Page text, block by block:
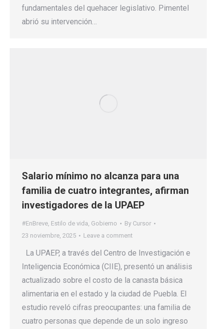
fundamentales del quehacer legislativo. Pimentel
abrió su intervención…
Salario mínimo no alcanza para una
familia de cuatro integrantes, afirman
investigadores de la UPAEP
#EnBreve, Estilo de vida, Gobierno By Cursor
23 noviembre, 2025
Leave a comment
La UPAEP, a través del Centro de Investigación e
Inteligencia Económica (CIIE), presentó un análisis
actualizado sobre el costo de la canasta básica
alimentaria en el estado y la ciudad de Puebla. El
estudio reveló cifras preocupantes: una familia de
cuatro personas que depende de un solo ingreso